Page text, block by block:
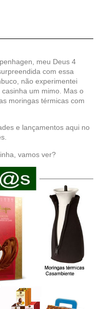
meu Deus 4
com essa
não experimentei
um mimo. Mas o
moringas térmicas com
e lançamentos aqui no
vamos ver?